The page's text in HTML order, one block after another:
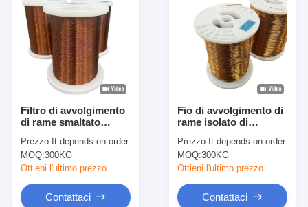
Filtro di avvolgimento
di rame smaltato
3,35 mm di diametro
per avvolgimento di
rame di lunga durata
Prezzo: It depends on order
MOQ:300KG
Ottieni l'ultimo prezzo
Contattaci
Fio di avvolgimento di
rame isolato di
pesante per
applicazioni industriali
Prezzo: It depends on order
MOQ:300KG
Ottieni l'ultimo prezzo
Contattaci